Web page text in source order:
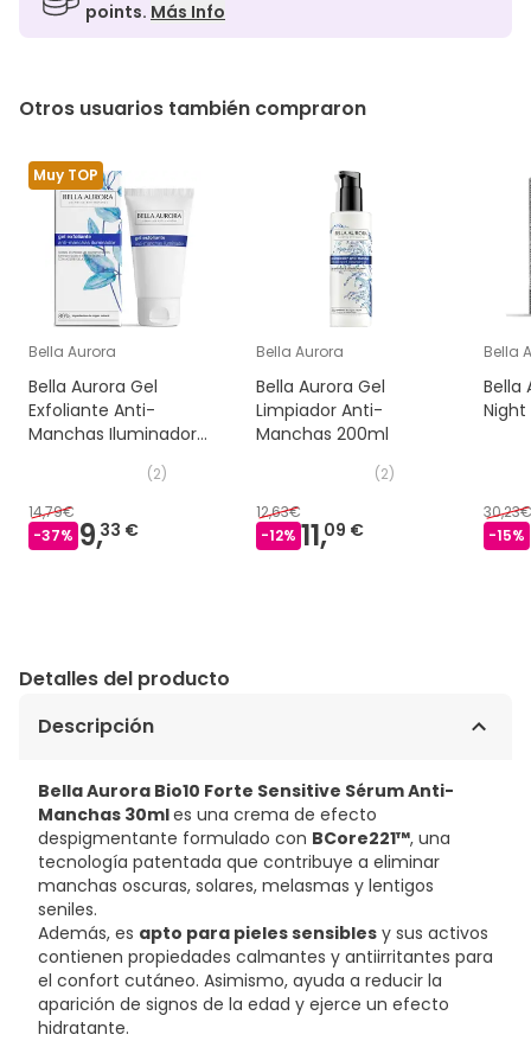
points. Más Info
Otros usuarios también compraron
Muy TOP
Bella Aurora
Bella Aurora Gel
Exfoliante Anti-
Manchas Iluminador
(2)
14,79€
-37% 9,33 €
Bella Aurora
Bella Aurora Gel
Limpiador Anti-
Manchas 200ml
(2)
12,63€
-12% 11,09 €
Bella
Bella
30,23€
-15%
Detalles del producto
Descripción
Bella Aurora Bio10 Forte Sensitive Sérum Anti-
Manchas 30mles una crema de efecto
despigmentante formulado con BCore221™, una
tecnología patentada que contribuye a eliminar
manchas oscuras, solares, melasmas y lentigos
seniles.
Además, es apto para pieles sensibles y sus activos
contienen propiedades calmantes y antiirritantes para
el confort cutáneo. Asimismo, ayuda a reducir la
aparición de signos de la edad y ejerce un efecto
hidratante.